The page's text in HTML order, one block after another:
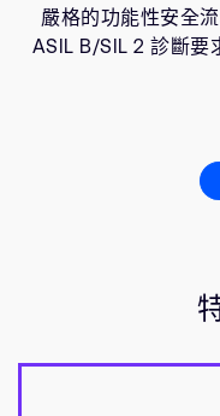
Arm 全球總部
110 Fulbourn Road
嚴格的功能性安全
ASIL B/SIL 2 診斷要